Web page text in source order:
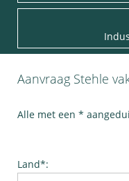
Aanvraag Stehle
Alle met een *
Land*: